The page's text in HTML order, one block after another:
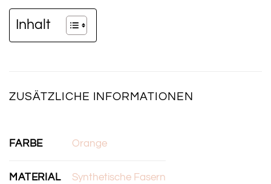
Inhalt
ZUSÄTZLICHE INFORMATIONEN
FARBE Orange
MATERIAL Synthetische Fasern